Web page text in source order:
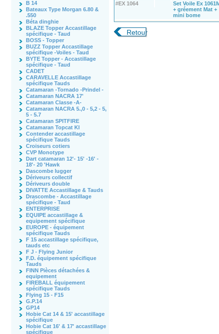
B 14
Bateaux Type Morgan 6.80 &
.550
Béta dinghie
BLAZE Topper Accastillage
spécifique - Taud
BOSS - Topper
BUZZ Topper Accastillage
spécifique -Voiles - Taud
BYTE Topper - Accastillage
spécifique - Taud
CADET
CARAVELLE Accastillage
spécifique Tauds
Catamaran -Tornado -Prindel -
Catamaran NACRA 17'
Catamaran Classe -A-
Catamaran NACRA 5.,0 - 5,2 - 5,
5 - 5.7
Catamaran SPITFIRE
Catamaran Topcat KI
Contender accastillage
spécifique Tauds
Croiseurs cotiers
CVP Monotype
Dart catamaran 12'- 15' -16' -
18'- 20 'Hawk
Dascombe lugger
Dériveurs collectif
Dériveurs double
DIVATTE Accastillage & Tauds
Drascombe - Accastillage
spécifique - Taud
ENTERPRISE
EQUIPE accastillage &
equipement spécifique
EUROPE - équipement
spécifique Tauds
F 15 accastillage spécifique,
tauds etc
F J - Flying Junior
F.D. équipement spécifique
Tauds
FINN Pièces détachées &
equipement
FIREBALL équipement
spécifique Tauds
Flying 15 - F15
G.P.14
GP14
Hobie Cat 14 & 15' accastillage
spécifique
Hobie Cat 16' & 17' accastillage
spécifique
#EX 1064
Set Voile Ex
+ gréement Mat +
mini bome
Retour